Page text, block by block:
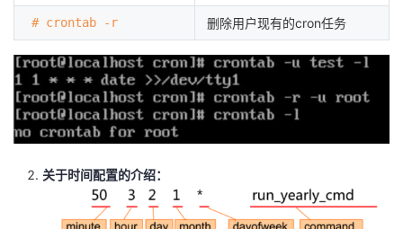
# crontab -r 删除用户现有的cron任务
关于时间配置的介绍：